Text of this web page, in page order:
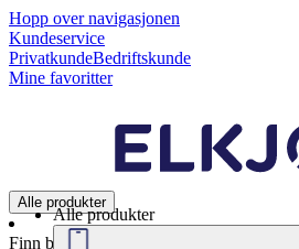
Hopp over navigasjonen
Kundeservice
PrivatkundeBedriftskunde
Mine favoritter
Alle produkter
Finn butikk
Alle produkter